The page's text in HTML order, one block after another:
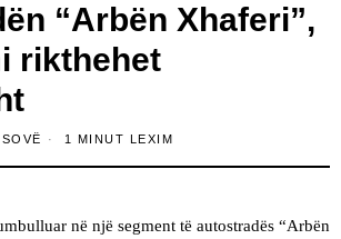
“Arbën Xhaferi”,
rikthehet
1 MINUT LEXIM
në një segment të autostradës “Arbën